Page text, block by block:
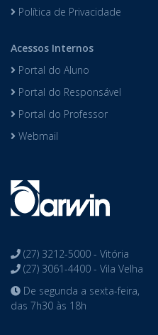
Política de Privacidade
Acessos Internos
Portal do Aluno
Portal do Responsável
Portal do Professor
Webmail
(27) 3212-5000 - Vitória
(27) 3061-4400 - Vila Velha
De segunda a sexta-feira,
das 7h30 às 18h